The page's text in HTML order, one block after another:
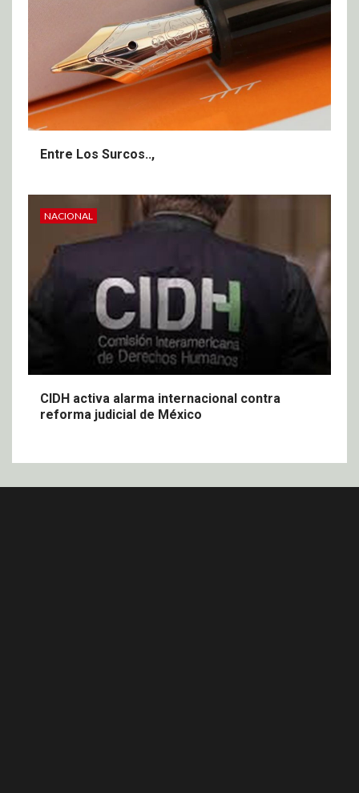
Entre Los Surcos..,
NACIONAL
CIDH activa alarma internacional contra
reforma judicial de México